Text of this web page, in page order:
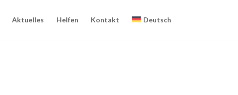
Aktuelles Helfen Kontakt Deutsch